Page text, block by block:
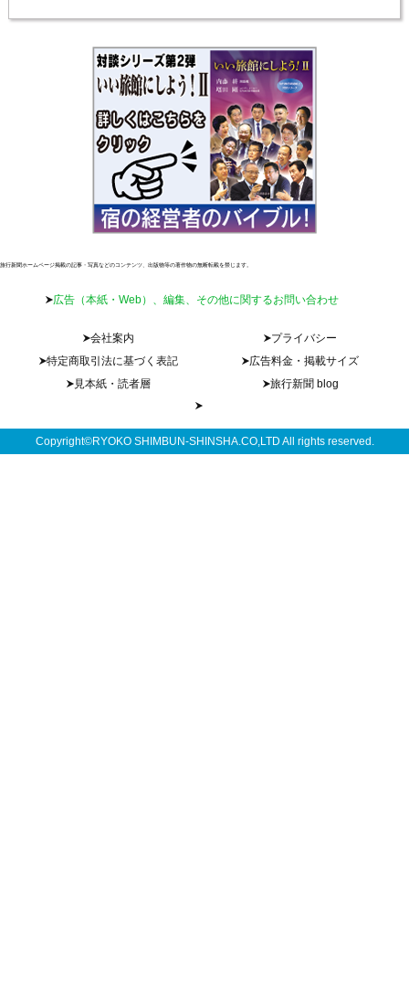
旅行新聞ホームページ掲載の記事・写真などのコンテンツ、出版物等の著作物の無断転載を禁じます。
広告（本紙・Web）、編集、その他に関するお問い合わせ
会社案内
プライバシー
特定商取引法に基づく表記
広告料金・掲載サイズ
見本紙・読者層
旅行新聞 blog
Copyright©RYOKO SHIMBUN-SHINSHA.CO,LTD All rights reserved.